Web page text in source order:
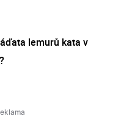
lemurů kata v